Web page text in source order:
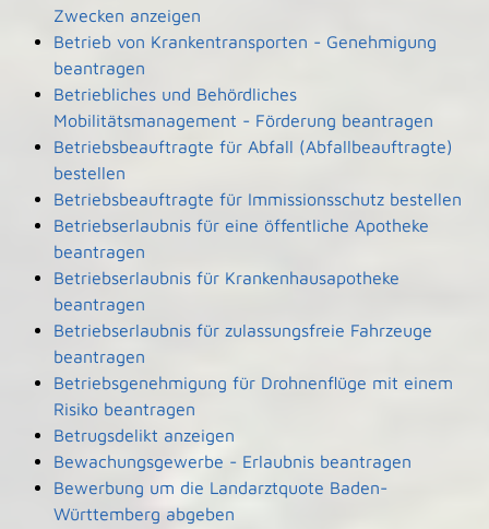
Zwecken anzeigen
Betrieb von Krankentransporten - Genehmigung
beantragen
Betriebliches und Behördliches
Mobilitätsmanagement - Förderung beantragen
Betriebsbeauftragte für Abfall (Abfallbeauftragte)
bestellen
Betriebsbeauftragte für Immissionsschutz bestellen
Betriebserlaubnis für eine öffentliche Apotheke
beantragen
Betriebserlaubnis für Krankenhausapotheke
beantragen
Betriebserlaubnis für zulassungsfreie Fahrzeuge
beantragen
Betriebsgenehmigung für Drohnenflüge mit einem
Risiko beantragen
Betrugsdelikt anzeigen
Bewachungsgewerbe - Erlaubnis beantragen
Bewerbung um die Landarztquote Baden-
Württemberg abgeben